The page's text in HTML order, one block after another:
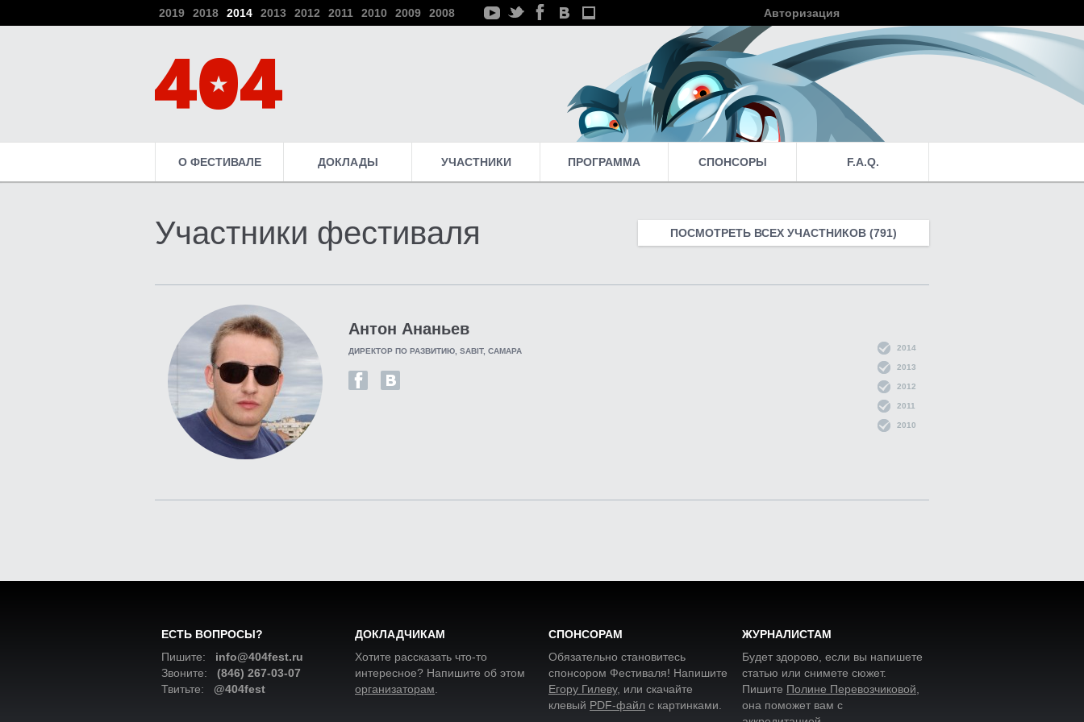
2019 2018 2014 2013 2012 2011 2010 2009 2008
Авторизация
Войти
О ФЕСТИВАЛЕ ДОКЛАДЫ УЧАСТНИКИ ПРОГРАММА СПОНСОРЫ F.A.Q.
Участники фестиваля
Антон Ананьев
ДИРЕКТОР ПО РАЗВИТИЮ, SABIT, САМАРА 2014
2013
2012
2011
2010
ПОСМОТРЕТЬ ВСЕХ УЧАСТНИКОВ (791)
ЕСТЬ ВОПРОСЫ?
Пишите: info@404fest.ru
Звоните: (846) 267-03-07
Твитьте: @404fest
ДОКЛАДЧИКАМ
Хотите рассказать что-то
интересное? Напишите об этом
организаторам
СПОНСОРАМ
Обязательно становитесь
спонсором Фестиваля! Напишите
Егору Гилеву, или скачайте
клевый PDF-файл с картинками
ЖУРНАЛИСТАМ
Будет здорово, если вы напишете
статью или снимете сюжет.
Пишите Полине Перевозчиковой
она поможет вам с